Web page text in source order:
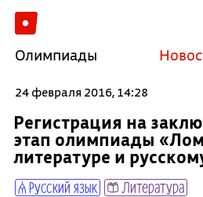
Олимпиады
24 февраля 2016, 14:28
Регистрация на
этап олимпиады
литературе и
Русский язык Литература